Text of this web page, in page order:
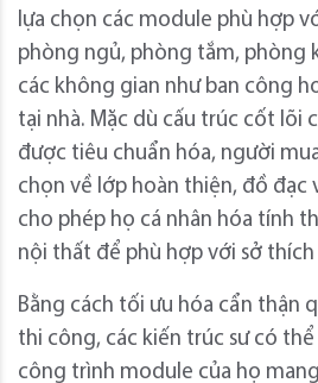
lựa chọn các module phù hợp
phòng ngủ, phòng tắm, phòng
các không gian như ban công
tại nhà. Mặc dù cấu trúc cốt lõi
được tiêu chuẩn hóa, người
chọn về lớp hoàn thiện, đồ đạc
cho phép họ cá nhân hóa tính
nội thất để phù hợp với sở thích
Bằng cách tối ưu hóa cẩn thận
thi công, các kiến ​​trúc sư có
công trình module của họ